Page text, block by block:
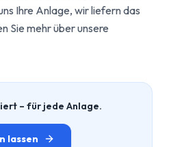
Ihre Anlage, wir liefern das
Sie mehr über unsere
– für jede Anlage.
lassen